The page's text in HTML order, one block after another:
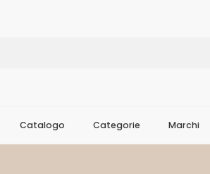
Catalogo Categorie Marchi